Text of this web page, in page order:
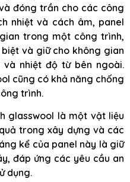
đóng trần cho các công
nhiệt và cách âm, panel
trong một công trình,
và giữ cho không gian
nhiệt độ từ bên ngoài.
cũng có khả năng chống
trình.
glasswool là một vật liệu
trong xây dựng và các
kể của panel này là giữ
đáp ứng các yêu cầu an
dụng.